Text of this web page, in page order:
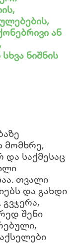
ან
ნიშნის
მომხრე,
და საქმესაც
თვალი
და გახდი
გვჯერა,
შენი